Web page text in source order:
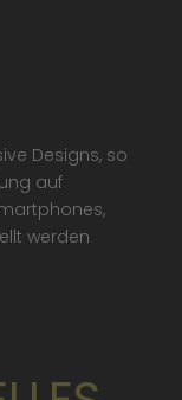
Designs, so
auf
werden